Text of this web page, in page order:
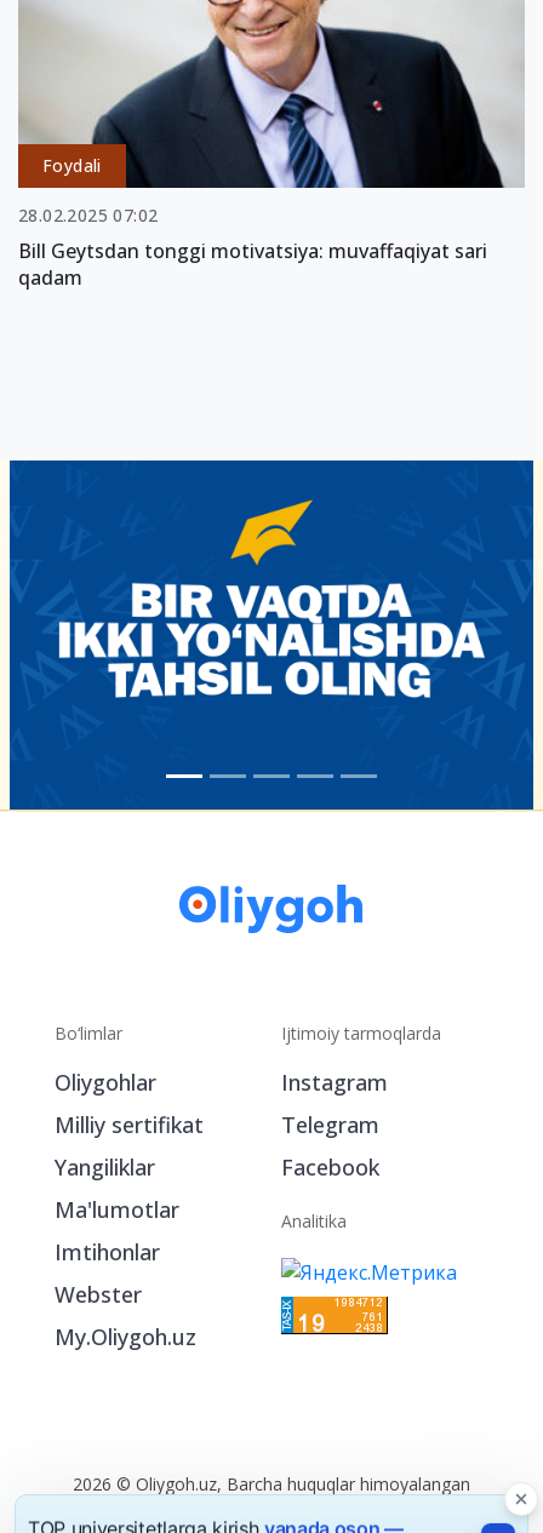
Foydali
28.02.2025 07:02
Bill Geytsdan tonggi motivatsiya: muvaffaqiyat sari
qadam
Bo‘limlar
Oliygohlar
Milliy sertifikat
Yangiliklar
Ma'lumotlar
Imtihonlar
Webster
My.Oliygoh.uz
Ijtimoiy tarmoqlarda
Instagram
Telegram
Facebook
Analitika
2026 © Oliygoh.uz, Barcha huquqlar himoyalangan
Reklama/Foydalanish shartlari
TOP universitetlarga kirishyanada oson —